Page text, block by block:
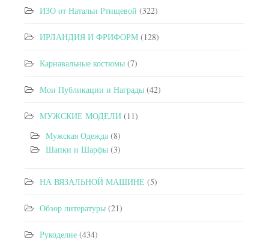
ИЗО от Натальи Ртищевой (322)
ИРЛАНДИЯ И ФРИФОРМ (128)
Карнавальные костюмы (7)
Мои Публикации и Награды (42)
МУЖСКИЕ МОДЕЛИ (11)
Мужская Одежда (8)
Шапки и Шарфы (3)
НА ВЯЗАЛЬНОЙ МАШИНЕ (5)
Обзор литературы (21)
Рукоделие (434)